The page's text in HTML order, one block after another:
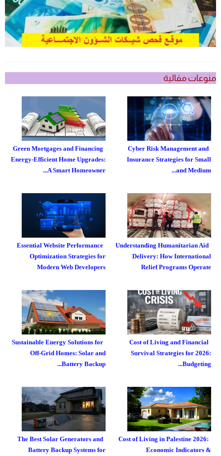
منوعات مقالية
Green Mortgages and Financing
Energy-Efficient Home Upgrades:
A Smart Homeowner...
Cyber Risk Management and
Insurance Strategies for Small
and Medium...
Essential Website Performance
Optimization Strategies for
Modern Web Developers
Understanding Humanitarian Aid
Delivery: How International
Relief Programs Operate
Sustainable Energy Solutions for
Off-Grid Homes: Solar and
Battery Backup...
Cost of Living and Financial
Survival Strategies for 2026:
Budgeting...
The Best Solar Generators and
Battery Backup Systems for
Cost of Living in Palestine 2026:
Economic Indicators &